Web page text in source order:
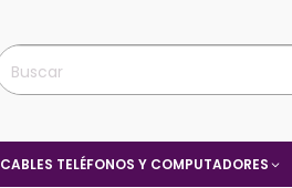
CABLES TELÉFONOS Y COMPUTADORES